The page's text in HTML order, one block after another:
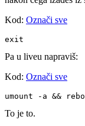
Kod: Označi sve
exit
Pa u liveu napraviš:
Kod: Označi sve
umount -a &&
To je to.